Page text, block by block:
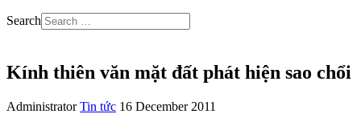
Search
Kính thiên văn mặt đất phát hiện sao chổi
Administrator Tin tức 16 December 2011